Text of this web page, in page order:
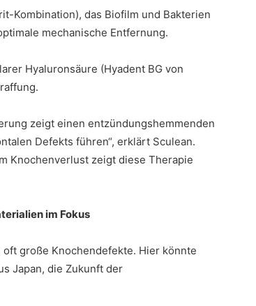
Kombination), das Biofilm und Bakterien
mechanische Entfernung.
Hyaluronsäure (Hyadent BG von
zeigt einen entzündungshemmenden
Defekts führen“, erklärt Sculean.
Knochenverlust zeigt diese Therapie
im Fokus
große Knochendefekte. Hier könnte
Japan, die Zukunft der